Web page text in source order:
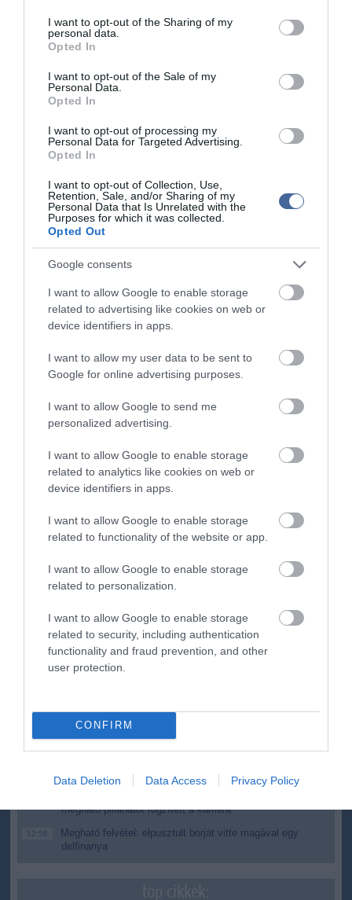
not limited to your visit or usage behaviour. You may click to
grant or deny consent to Google and its third-party tags to
use your data for below specified purposes in below Google
consent section.
I want to opt-out of the Sharing of my
personal data.
Opted In
I want to opt-out of the Sale of my
Personal Data.
Opted In
I want to opt-out of processing my
Personal Data for Targeted Advertising.
Opted In
I want to opt-out of Collection, Use,
Retention, Sale, and/or Sharing of my
Personal Data that Is Unrelated with the
Purposes for which it was collected.
Opted Out
Google consents
I want to allow Google to enable storage
related to advertising like cookies on web or
device identifiers in apps.
I want to allow my user data to be sent to
Google for online advertising purposes.
I want to allow Google to send me
personalized advertising.
I want to allow Google to enable storage
related to analytics like cookies on web or
device identifiers in apps.
I want to allow Google to enable storage
related to functionality of the website or app.
I want to allow Google to enable storage
related to personalization.
I want to allow Google to enable storage
related to security, including authentication
functionality and fraud prevention, and other
user protection.
CONFIRM
Data Deletion Data Access Privacy Policy
A HP és partnerei rövidesen ingyenesen letölthetővé teszik
számos olyan alkatrész jóváhagyott tervét, amelyeknek
összeszerelése egyszerűen házilag is megoldható, közben pedig
koronavírus elleni harcban részt venni.
Kapcsolódó írások:
Koronavírus - Megkezdi a potenciálisan vírusellenes
hatóanyagok tesztelését a vírust kutató akciócsoport
Pécsi Tudományegyetem: sikerült meghatározni a koronavírus
teljes genetikai kódját
Koronavírus - A légzési és tüdőproblémákban szenvedők
esetében a legnagyobb a kockázat
Koronavírus - Nem laboratóriumi manipulációból származik a
Koronavírus - MTA: Magyarország átvenné a kezdeményezést a
jövő járványaival szemben
Figyelem! A cikkhez hozzáfűzött hozzászólások nem a
kommenteket nem tudja befolyásolni - azok az olvasók személyes véleményét
Kérjük, kulturáltan, mások személyiségi jogainak és jó hírnevének tiszteletben
tartásával kommenteljenek!
ma.hu legfrissebb hírei:
Nagy erőkkel keresik a szomjazó gólyát megmentő
Árpádot
Magyar Péter: átfogó energiafejlesztési tervet fogadott el a
kormány
Második világháborús német katonai motorkerékpár
az államfőválasztás
megható pillanatot rögzített a kamera
12:56
Megható felvétel: elpusztult borját vitte magával egy
delfinanya